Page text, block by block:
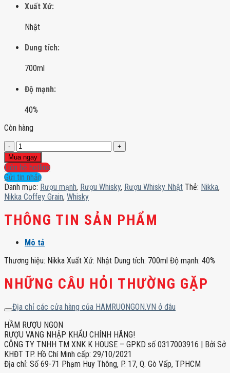
Xuất Xứ:
Nhật
Dung tích:
700ml
Độ mạnh:
40%
Còn hàng
Nikka
Coffey
Grain
số
lượng
Mua ngay
Liên hệ hotline
Gửi tin nhắn
Danh mục: Rượu mạnh, Rượu Whisky, Rượu Whisky Nhật Thẻ: Nikka,
Nikka Coffey Grain, Whisky
THÔNG TIN SẢN PHẨM
Mô tả
Thương hiệu: Nikka Xuất Xứ: Nhật Dung tích: 700ml Độ mạnh: 40%
NHỮNG CÂU HỎI THƯỜNG GẶP
Địa chỉ các cửa hàng của HAMRUONGON.VN ở đâu
HẦM RƯỢU NGON
RƯỢU VANG NHẬP KHẨU CHÍNH HÃNG!
CÔNG TY TNHH TM XNK K HOUSE – GPKD số 0317003916 | Bởi Sở
KHĐT TP. Hồ Chí Minh cấp: 29/10/2021
Địa chỉ: Số 69-71 Phạm Huy Thông, P. 17, Q. Gò Vấp, TPHCM